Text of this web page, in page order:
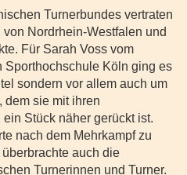
Turnerbundes vertraten
Nordrhein-Westfalen und
Für Sarah Voss vom
Sporthochschule Köln ging es
sondern vor allem auch um
dem sie mit ihren
Stück näher gerückt ist.
nach dem Mehrkampf zu
auch die
Turnerinnen und Turner.